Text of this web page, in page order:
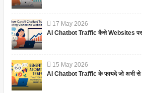
17 May 2026
AI Chatbot Traffic कैसे Websites
15 May 2026
AI Chatbot Traffic के फायदे जो अभी से